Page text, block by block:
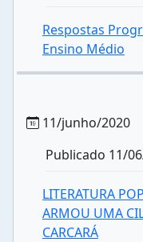
Respostas
Ensino Médio
11/junho/2020
Publicado 11/
LITERATURA
ARMOU UMA
CARCARÁ